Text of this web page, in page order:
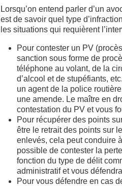
Lorsqu’on entend parler d’un
est de savoir quel type
les situations qui requièrent
Pour contester un PV
sanction sous forme de
téléphone au volant, de la
d’alcool et de stupéfiants,
un agent de la police
une amende. Le maître en
contestation du PV et vous
Pour récupérer des points
être le retrait des points sur
enlevés, cela peut conduire
possible de contester la
fonction du type de délit
administratif et vous
Pour vous défendre en cas